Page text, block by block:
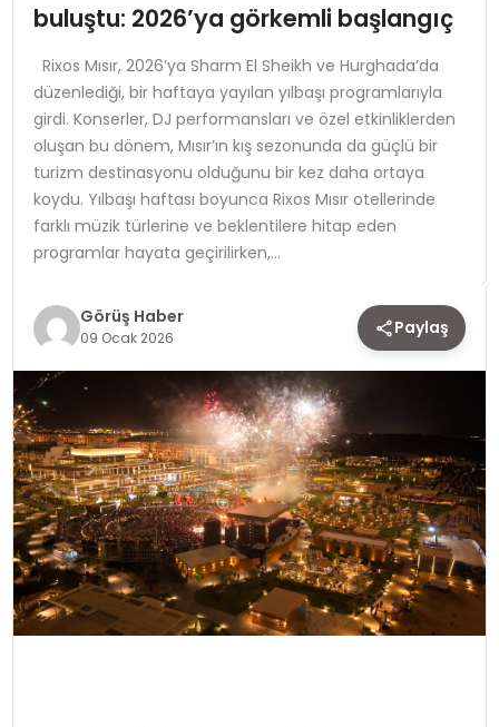
MAGAZIN
SAĞLIK
SPOR
TEKNOLOJI
YAŞAM
buluştu: 2026’ya görkemli başlangıç
Rixos Mısır, 2026’ya Sharm El Sheikh ve Hurghada’da
düzenlediği, bir haftaya yayılan yılbaşı programlarıyla
girdi. Konserler, DJ performansları ve özel etkinliklerden
oluşan bu dönem, Mısır’ın kış sezonunda da güçlü bir
turizm destinasyonu olduğunu bir kez daha ortaya
koydu. Yılbaşı haftası boyunca Rixos Mısır otellerinde
farklı müzik türlerine ve beklentilere hitap eden
programlar hayata geçirilirken,…
Görüş Haber
09 Ocak 2026 Paylaş